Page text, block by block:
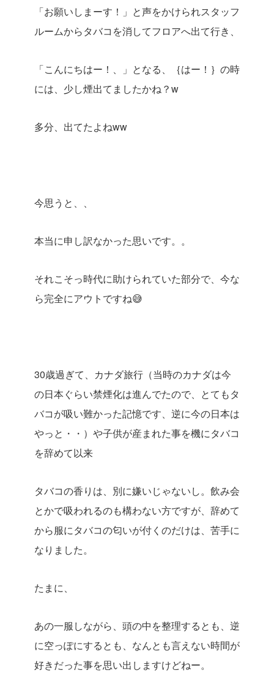
「お願いしまーす！」と声をかけられスタッフ
ルームからタバコを消してフロアへ出て行き、
「こんにちはー！、」となる、｛はー！｝の時
には、少し煙出てましたかね？w
多分、出てたよねww
今思うと、、
本当に申し訳なかった思いです。。
それこそっ時代に助けられていた部分で、今な
ら完全にアウトですね😅
30歳過ぎて、カナダ旅行（当時のカナダは今
の日本ぐらい禁煙化は進んでたので、とてもタ
バコが吸い難かった記憶です、逆に今の日本は
やっと・・）や子供が産まれた事を機にタバコ
を辞めて以来
タバコの香りは、別に嫌いじゃないし。飲み会
とかで吸われるのも構わない方ですが、辞めて
から服にタバコの匂いが付くのだけは、苦手に
なりました。
たまに、
あの一服しながら、頭の中を整理するとも、逆
に空っぽにするとも、なんとも言えない時間が
好きだった事を思い出しますけどねー。